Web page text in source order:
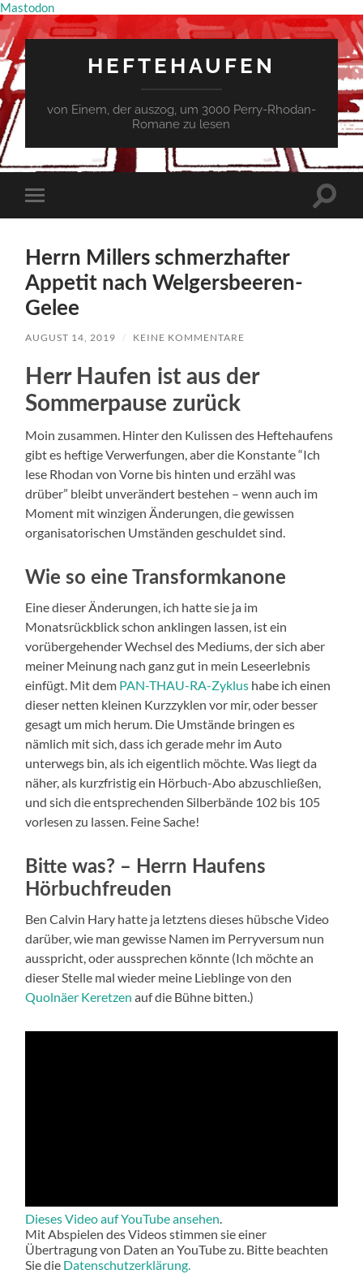
Mastodon
HEFTEHAUFEN
von Einem, der auszog, um 3000 Perry-Rhodan-
Romane zu lesen
Mobile-
Menü
Herrn Millers schmerzhafter
Appetit nach Welgersbeeren-
Gelee
AUGUST 14, 2019 / KEINE KOMMENTARE
Herr Haufen ist aus der
Sommerpause zurück
Moin zusammen. Hinter den Kulissen des Heftehaufens
gibt es heftige Verwerfungen, aber die Konstante “Ich
lese Rhodan von Vorne bis hinten und erzähl was
drüber” bleibt unverändert bestehen – wenn auch im
Moment mit winzigen Änderungen, die gewissen
organisatorischen Umständen geschuldet sind.
Wie so eine Transformkanone
Eine dieser Änderungen, ich hatte sie ja im
Monatsrückblick schon anklingen lassen, ist ein
vorübergehender Wechsel des Mediums, der sich aber
meiner Meinung nach ganz gut in mein Leseerlebnis
einfügt. Mit dem PAN-THAU-RA-Zyklus habe ich einen
dieser netten kleinen Kurzzyklen vor mir, oder besser
gesagt um mich herum. Die Umstände bringen es
nämlich mit sich, dass ich gerade mehr im Auto
unterwegs bin, als ich eigentlich möchte. Was liegt da
näher, als kurzfristig ein Hörbuch-Abo abzuschließen,
und sich die entsprechenden Silberbände 102 bis 105
vorlesen zu lassen. Feine Sache!
Bitte was? – Herrn Haufens
Hörbuchfreuden
Ben Calvin Hary hatte ja letztens dieses hübsche Video
darüber, wie man gewisse Namen im Perryversum nun
ausspricht, oder aussprechen könnte (Ich möchte an
dieser Stelle mal wieder meine Lieblinge von den
Quolnäer Keretzen auf die Bühne bitten.)
Dieses Video auf YouTube ansehen.
Mit Abspielen des Videos stimmen sie einer
Übertragung von Daten an YouTube zu. Bitte beachten
Sie die Datenschutzerklärung.